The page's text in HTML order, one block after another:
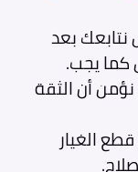
بعد
كما يجب.
أن الثقة
الغيار